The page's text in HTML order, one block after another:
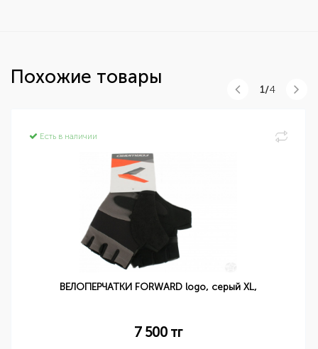
Похожие товары
Есть в наличии
ВЕЛОПЕРЧАТКИ FORWARD logo, серый XL,
7 500 тг
1/4